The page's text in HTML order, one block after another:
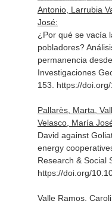
Antonio, Larrubia
José:
¿Por qué se vacía
pobladores?
permanencia
Investigaciones
153. https://
Pallarès, Marta,
Velasco, María
David against
energy
Research & Social
https://doi.org/
Valle Ramos,